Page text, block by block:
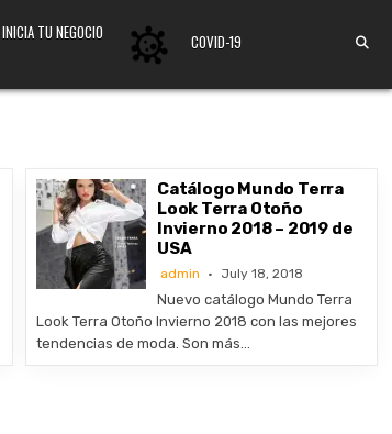
INICIA TU NEGOCIO COVID-19
Catálogo Mundo Terra
Look Terra Otoño
Invierno 2018 – 2019 de
USA
admin July 18, 2018
Nuevo catálogo Mundo Terra
Look Terra Otoño Invierno 2018 con las mejores
tendencias de moda. Son más…